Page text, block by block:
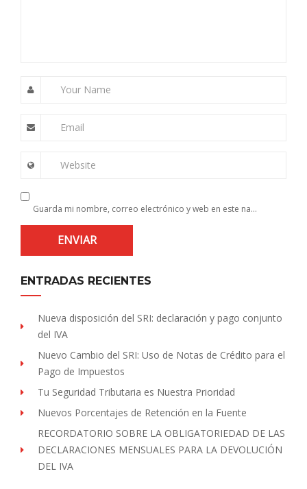
Your Name
Email
Website
Guarda mi nombre, correo electrónico y web en este navegador para la próxima vez que comente.
ENTRADAS RECIENTES
Nueva disposición del SRI: declaración y pago conjunto
del IVA
Nuevo Cambio del SRI: Uso de Notas de Crédito para el
Pago de Impuestos
Tu Seguridad Tributaria es Nuestra Prioridad
Nuevos Porcentajes de Retención en la Fuente
RECORDATORIO SOBRE LA OBLIGATORIEDAD DE LAS
DECLARACIONES MENSUALES PARA LA DEVOLUCIÓN
DEL IVA